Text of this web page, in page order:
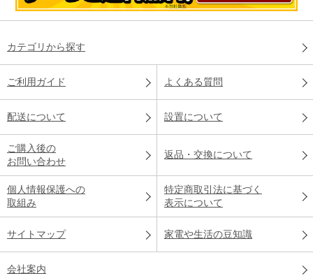
カテゴリから探す
ご利用ガイド よくある質問
配送について 設置について
ご購入後の
お問い合わせ
返品・交換について
個人情報保護への
取組み
特定商取引法に基づく
表示について
サイトマップ 家電や生活の豆知識
会社案内